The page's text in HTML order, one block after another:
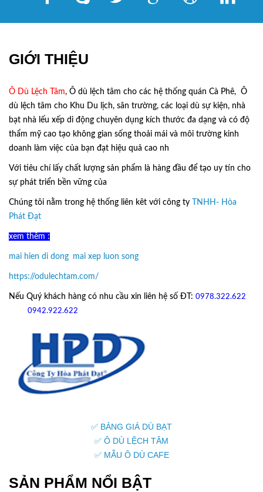
GIỚI THIỆU
Ô Dù Lệch Tâm, Ô dù lệch tâm cho các hệ thống quán Cà Phê, Ô
dù lệch tâm cho Khu Du lịch, sân trường, các loại dù sự kiện, nhà
bạt nhà lếu xếp di động chuyên dụng kích thước đa dạng và có độ
thẩm mỹ cao tạo không gian sống thoải mái và môi trường kinh
doanh làm việc của bạn đạt hiệu quả cao nh
Với tiêu chí lấy chất lượng sản phẩm là hàng đầu để tạo uy tín cho
sự phát triển bền vững của
Chúng tôi nằm trong hệ thống liên kêt với công ty TNHH- Hòa
Phát Đạt
xem thêm :
mai hien di dong mai xep luon song
https://odulechtam.com/
Nếu Quý khách hàng có nhu cầu xin liên hệ số ĐT: 0978.322.622
0942.922.622
✅ BẢNG GIÁ DÙ BẠT
✅ Ô DÙ LỆCH TÂM
✅ MẪU Ô DÙ CAFE
SẢN PHẨM NỔI BẬT